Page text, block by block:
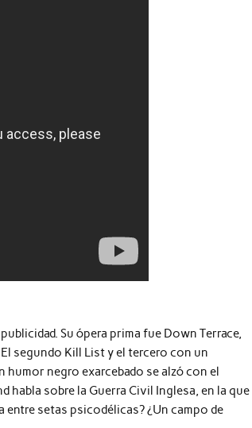
Su ópera prima fue Down Terrace,
segundo Kill List y el tercero con un
negro exarcebado se alzó con el
habla sobre la Guerra Civil Inglesa, en la que
setas psicodélicas? ¿Un campo de